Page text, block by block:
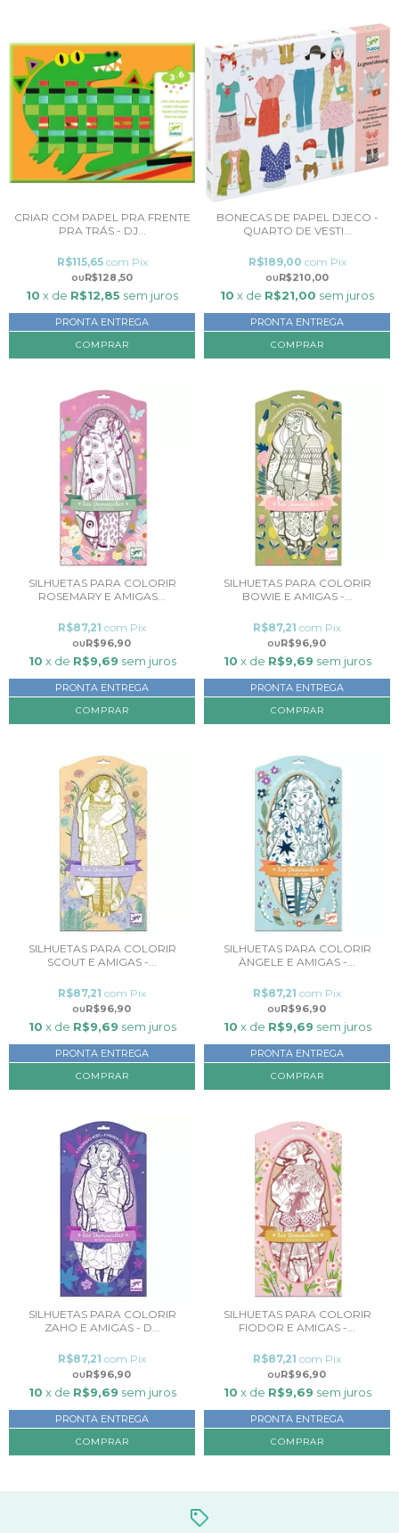
CRIAR COM PAPEL PRA FRENTE
PRA TRÁS - DJ...
R$128,50
R$115,65 com Pix
10 x de R$12,85 sem juros
PRONTA ENTREGA
BONECAS DE PAPEL DJECO -
QUARTO DE VESTI...
R$210,00
R$189,00 com Pix
10 x de R$21,00 sem juros
PRONTA ENTREGA
SILHUETAS PARA COLORIR
ROSEMARY E AMIGAS...
R$96,90
R$87,21 com Pix
10 x de R$9,69 sem juros
PRONTA ENTREGA
SILHUETAS PARA COLORIR
BOWIE E AMIGAS -...
R$96,90
R$87,21 com Pix
10 x de R$9,69 sem juros
PRONTA ENTREGA
SILHUETAS PARA COLORIR
SCOUT E AMIGAS -...
R$96,90
R$87,21 com Pix
10 x de R$9,69 sem juros
PRONTA ENTREGA
SILHUETAS PARA COLORIR
ÀNGELE E AMIGAS -...
R$96,90
R$87,21 com Pix
10 x de R$9,69 sem juros
PRONTA ENTREGA
SILHUETAS PARA COLORIR
ZAHO E AMIGAS - D...
R$96,90
R$87,21 com Pix
10 x de R$9,69 sem juros
PRONTA ENTREGA
SILHUETAS PARA COLORIR
FIODOR E AMIGAS -...
R$96,90
R$87,21 com Pix
10 x de R$9,69 sem juros
PRONTA ENTREGA